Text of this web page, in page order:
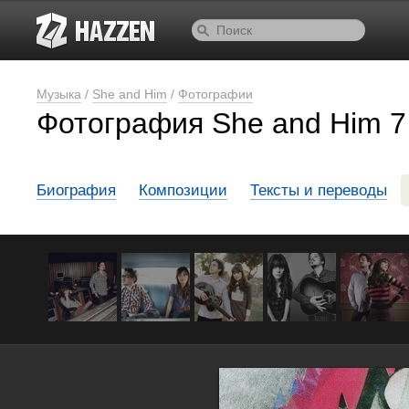
Музыка / She and Him / Фотографии
Фотография She and Him
Биография Композиции Тексты и переводы